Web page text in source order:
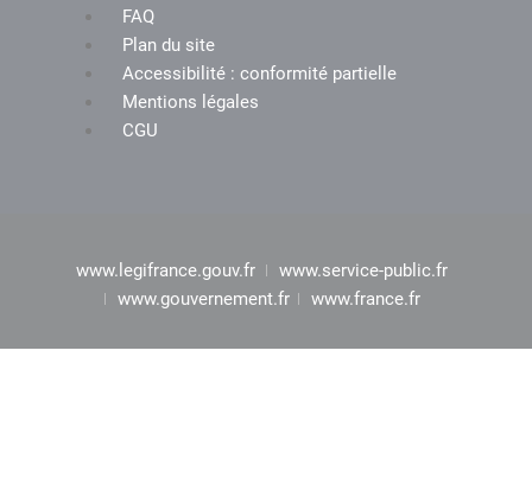
FAQ
Plan du site
Accessibilité : conformité partielle
Mentions légales
CGU
www.legifrance.gouv.fr
www.service-public.fr
www.gouvernement.fr
www.france.fr